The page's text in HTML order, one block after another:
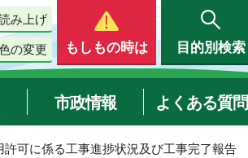
み上げ
の変更 もしもの時は 目的別検索
市政情報 よくある質問
許可に係る工事進捗状況及び工事完了報告